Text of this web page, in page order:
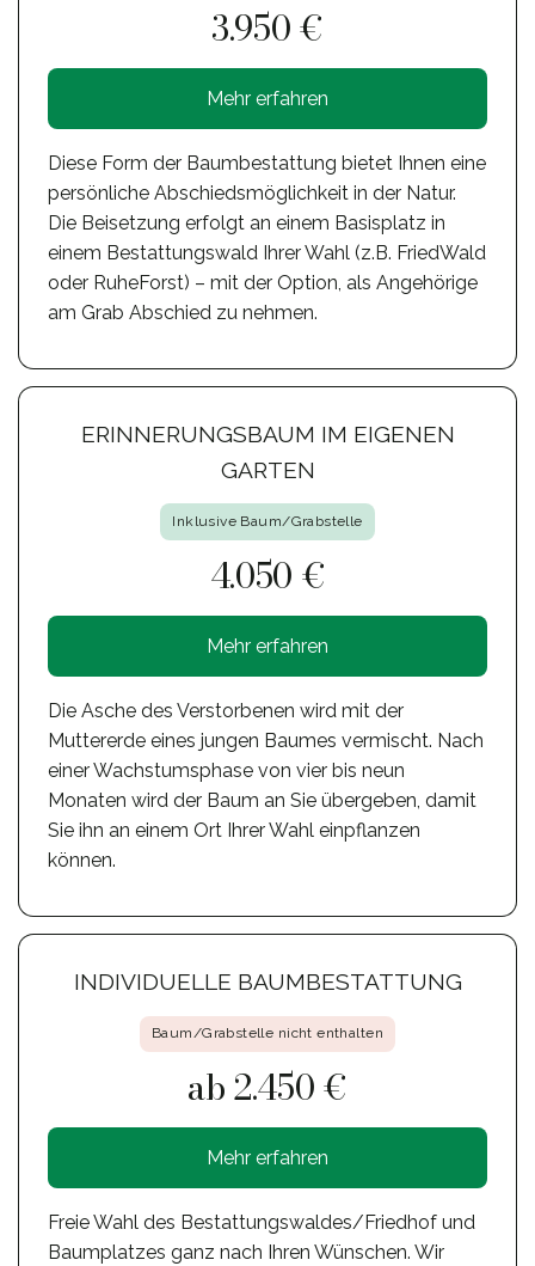
3.950 €
Mehr erfahren
Diese Form der Baumbestattung bietet Ihnen eine
persönliche Abschiedsmöglichkeit in der Natur.
Die Beisetzung erfolgt an einem Basisplatz in
einem Bestattungswald Ihrer Wahl (z.B. FriedWald
oder RuheForst) – mit der Option, als Angehörige
am Grab Abschied zu nehmen.
ERINNERUNGSBAUM IM EIGENEN
GARTEN
Inklusive Baum/Grabstelle
4.050 €
Mehr erfahren
Die Asche des Verstorbenen wird mit der
Muttererde eines jungen Baumes vermischt. Nach
einer Wachstumsphase von vier bis neun
Monaten wird der Baum an Sie übergeben, damit
Sie ihn an einem Ort Ihrer Wahl einpflanzen
können.
INDIVIDUELLE BAUMBESTATTUNG
Baum/Grabstelle nicht enthalten
ab 2.450 €
Mehr erfahren
Freie Wahl des Bestattungswaldes/Friedhof und
Baumplatzes ganz nach Ihren Wünschen. Wir